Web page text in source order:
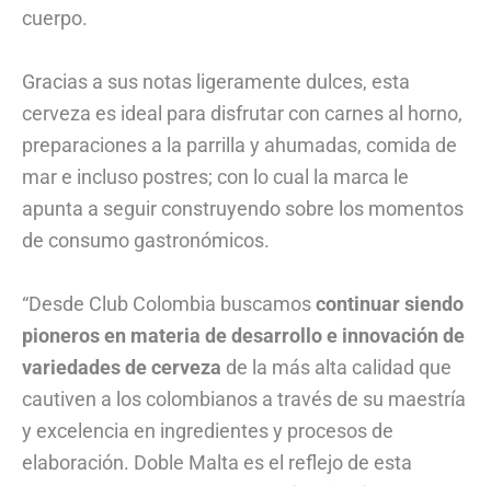
cuerpo.
Gracias a sus notas ligeramente dulces, esta
cerveza es ideal para disfrutar con carnes al horno,
preparaciones a la parrilla y ahumadas, comida de
mar e incluso postres; con lo cual la marca le
apunta a seguir construyendo sobre los momentos
de consumo gastronómicos.
“Desde Club Colombia buscamoscontinuar siendo
pioneros en materia de desarrollo e innovación de
variedades de cerveza de la más alta calidad que
cautiven a los colombianos a través de su maestría
y excelencia en ingredientes y procesos de
elaboración. Doble Malta es el reflejo de esta